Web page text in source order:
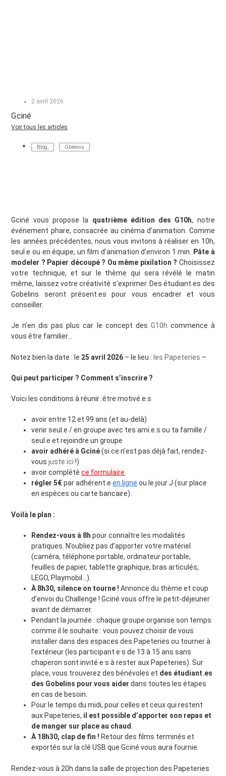
2 avril 2026
Gciné
Voir tous les articles
Blog Gbienvu
Gciné vous propose la quatrième édition des G10h, notre
événement phare, consacrée au cinéma d’animation. Comme
les années précédentes, nous vous invitons à réaliser en 10h,
seul.e ou en équipe, un film d’animation d’environ 1 min.
Pâte à
modeler ? Papier découpé ? Ou même pixilation ? Choisissez
votre technique, et sur le thème qui sera révélé le matin
même, laissez votre créativité s’exprimer. Des étudiant.es des
Gobelins seront présent.es pour vous encadrer et vous
conseiller.
Je n’en dis pas plus car le concept des G10h commence à
vous être familier…
Notez bien la date : le 25 avril 2026 – le lieu : les Papeteries –
Qui peut participer ? Comment s’inscrire ?
Voici les conditions à réunir :être motivé.e.s
avoir entre 12 et 99 ans (et au-delà)
venir seul.e / en groupe avec tes ami.e.s ou ta famille /
seul.e et rejoindre un groupe
avoir adhéré à Gciné(si ce n’est pas déjà fait, rendez-
vousjuste ici !)
avoir complétéce formulaire
régler 5€par adhérent.een ligne ou le jour J (sur place
en espèces ou carte bancaire).
Voilà le plan :
Rendez-vous à 8h pour connaître les modalités
pratiques. N’oubliez pas d’apporter votre matériel
(caméra, téléphone portable, ordinateur portable,
feuilles de papier, tablette graphique, bras articulés,
LEGO, Playmobil…).
À 8h30, silence on tourne ! Annonce du thème et coup
d’envoi du Challenge ! Gciné vous offre le petit-déjeuner
avant de démarrer.
Pendant la journée : chaque groupe organise son temps
comme il le souhaite : vous pouvez choisir de vous
installer dans des espaces des Papeteries ou tourner à
l’extérieur (les participant·e·s de 13 à 15 ans sans
chaperon sont invité·e·s à rester aux Papeteries). Sur
place, vous trouverez des bénévoles et des étudiant.es
des Gobelins pour vous aider dans toutes les étapes
en cas de besoin.
Pour le temps du midi, pour celles et ceux qui restent
aux Papeteries, il est possible d’apporter son repas et
de manger sur place au chaud
À 18h30, clap de fin ! Retour des films terminés et
exportés sur la clé USB que Gciné vous aura fournie.
Rendez-vous à 20h dans la salle de projection des Papeteries